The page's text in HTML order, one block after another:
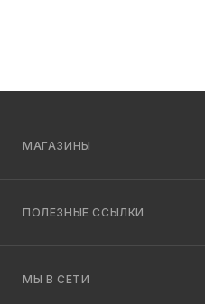
МАГАЗИНЫ
ПОЛЕЗНЫЕ ССЫЛКИ
МЫ В СЕТИ